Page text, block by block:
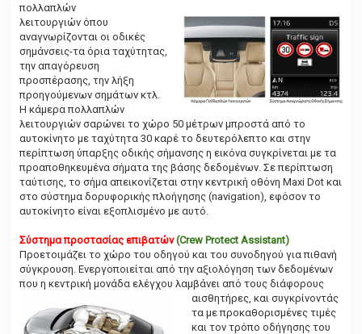
πολλαπλών
λειτουργιών όπου
αναγνωρίζονται οι οδικές
σημάνσεις-τα όρια ταχύτητας,
την απαγόρευση
προσπέρασης, την λήξη
προηγούμενων σημάτων κτλ.
Η κάμερα πολλαπλών
λειτουργιών σαρώνει το χώρο 50 μέτρων μπροστά από το
αυτοκίνητο με ταχύτητα 30 καρέ το δευτερόλεπτο και στην
περίπτωση ύπαρξης οδικής σήμανσης η εικόνα συγκρίνεται με τα
προαποθηκευμένα σήματα της βάσης δεδομένων. Σε περίπτωση
ταύτισης, το σήμα απεικονίζεται στην κεντρική οθόνη Maxi Dot και
στο σύστημα δορυφορικής πλοήγησης (navigation), εφόσον το
αυτοκίνητο είναι εξοπλισμένο με αυτό.
Σύστημα προστασίας επιβατών (Crew Protect Assistant)
Προετοιμάζει το χώρο του οδηγού και του συνοδηγού για πιθανή
σύγκρουση. Ενεργοποιείται από την αξιολόγηση των δεδομένων
που η κεντρική μονάδα ελέγχου λαμβάνει από τους διάφορους
αισθητήρες, και συγκρίνοντάς
τα με προκαθορισμένες τιμές
και τον τρόπο οδήγησης του